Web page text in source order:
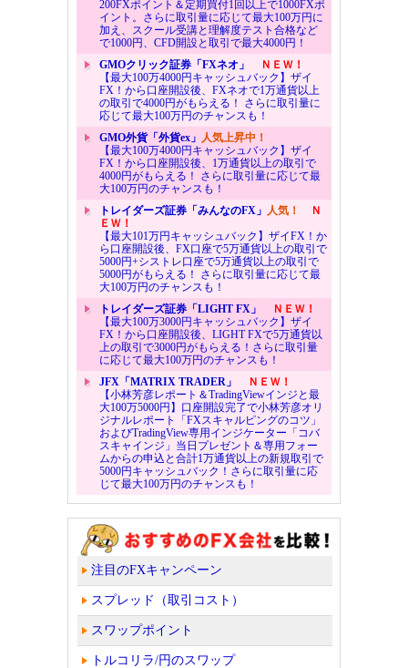
200FXポイント＆定期買付1回以上で1000FXポ
イント。さらに取引量に応じて最大100万円に
加え、スクール受講と理解度テスト合格など
で1000円、CFD開設と取引で最大4000円！
GMOクリック証券「FXネオ」
ＮＥＷ！
【最大100万4000円キャッシュバック】ザイ
FX！から口座開設後、FXネオで1万通貨以上
の取引で4000円がもらえる！ さらに取引量に
応じて最大100万円のチャンスも！
GMO外貨「外貨ex」 人気上昇中！
【最大100万4000円キャッシュバック】ザイ
FX！から口座開設後、1万通貨以上の取引で
4000円がもらえる！ さらに取引量に応じて最
大100万円のチャンスも！
トレイダーズ証券「みんなのFX」 人気！
Ｎ
ＥＷ！
【最大101万円キャッシュバック】ザイFX！か
ら口座開設後、FX口座で5万通貨以上の取引で
5000円+シストレ口座で5万通貨以上の取引で
5000円がもらえる！ さらに取引量に応じて最
大100万円のチャンスも！
トレイダーズ証券「LIGHT FX」
ＮＥＷ！
【最大100万3000円キャッシュバック】ザイ
FX！から口座開設後、LIGHT FXで5万通貨以
上の取引で3000円がもらえる！さらに取引量
に応じて最大100万円のチャンスも！
JFX「MATRIX TRADER」
ＮＥＷ！
【小林芳彦レポート＆TradingViewインジと最
大100万5000円】口座開設完了で小林芳彦オリ
ジナルレポート「FXスキャルピングのコツ」
およびTradingView専用インジケーター「コバ
スキャインジ」当日プレゼント＆専用フォー
ムからの申込と合計1万通貨以上の新規取引で
5000円キャッシュバック！さらに取引量に応
じて最大100万円のチャンスも！
注目のFXキャンペーン
スプレッド（取引コスト）
スワップポイント
トルコリラ/円のスワップ